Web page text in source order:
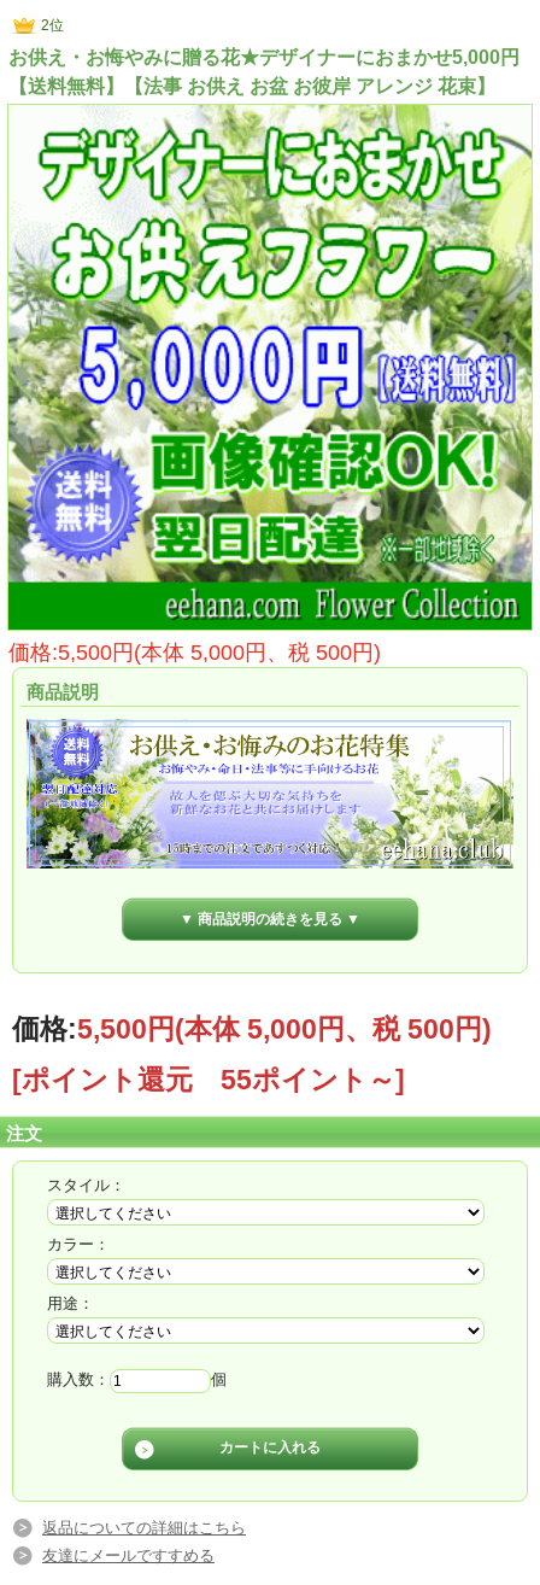
2位
お供え・お悔やみに贈る花★デザイナーにおまかせ5,000円
【送料無料】【法事 お供え お盆 お彼岸 アレンジ 花束】
価格:5,500円(本体 5,000円、税 500円)
商品説明
ご仏前や法事など用途に合ったアレンジや花束な
どをお届け致します
花束やアレンジなどで
法要やご仏前などの用途に合った
商品を選択してお届けいたします♪
花材は季節の新鮮なお花を使用します
▼ 商品説明の続きを見る ▼
価格:5,500円(本体 5,000円、税 500円)
[ポイント還元 55ポイント～]
注文
スタイル：
カラー：
用途：
購入数： 個
返品についての詳細はこちら
友達にメールですすめる